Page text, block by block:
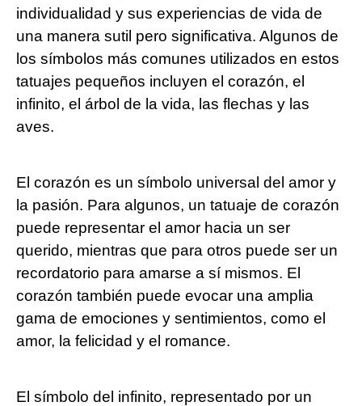
individualidad y sus experiencias de vida de
una manera sutil pero significativa. Algunos de
los símbolos más comunes utilizados en estos
tatuajes pequeños incluyen el corazón, el
infinito, el árbol de la vida, las flechas y las
aves.
El corazón es un símbolo universal del amor y
la pasión. Para algunos, un tatuaje de corazón
puede representar el amor hacia un ser
querido, mientras que para otros puede ser un
recordatorio para amarse a sí mismos. El
corazón también puede evocar una amplia
gama de emociones y sentimientos, como el
amor, la felicidad y el romance.
El símbolo del infinito, representado por un